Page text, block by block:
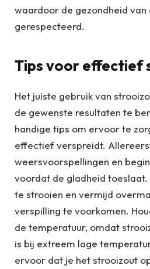
waardoor de gezondheid
gerespecteerd.
Tips voor effectief
Het juiste gebruik van
de gewenste resultaten te
handige tips om ervoor te
effectief verspreidt.
weersvoorspellingen en
voordat de gladheid
te strooien en vermijd
verspilling te voorkomen.
de temperatuur, omdat
is bij extreem lage
ervoor dat je het strooizout